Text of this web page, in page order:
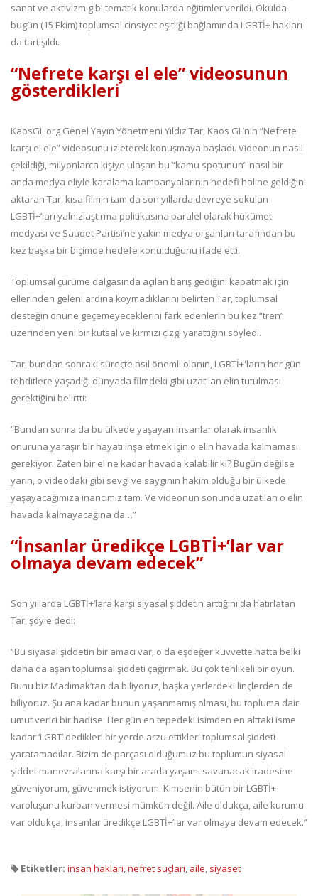
sanat ve aktivizm gibi tematik konularda eğitimler verildi. Okulda
bugün (15 Ekim) toplumsal cinsiyet eşitliği bağlamında LGBTİ+ hakları
da tartışıldı.
“Nefrete karşı el ele” videosunun
gösterdikleri
KaosGL.org Genel Yayın Yönetmeni Yıldız Tar, Kaos GL’nin “Nefrete
karşı el ele” videosunu izleterek konuşmaya başladı. Videonun nasıl
çekildiği, milyonlarca kişiye ulaşan bu “kamu spotunun” nasıl bir
anda medya eliyle karalama kampanyalarının hedefi haline geldiğini
aktaran Tar, kısa filmin tam da son yıllarda devreye sokulan
LGBTİ+’ları yalnızlaştırma politikasına paralel olarak hükümet
medyası ve Saadet Partisi’ne yakın medya organları tarafından bu
kez başka bir biçimde hedefe konulduğunu ifade etti.
Toplumsal çürüme dalgasında açılan barış gediğini kapatmak için
ellerinden geleni ardına koymadıklarını belirten Tar, toplumsal
desteğin önüne geçemeyeceklerini fark edenlerin bu kez “tren”
üzerinden yeni bir kutsal ve kırmızı çizgi yarattığını söyledi.
Tar, bundan sonraki süreçte asıl önemli olanın, LGBTİ+'ların her gün
tehditlere yaşadığı dünyada filmdeki gibi uzatılan elin tutulması
gerektiğini belirtti:
“Bundan sonra da bu ülkede yaşayan insanlar olarak insanlık
onuruna yaraşır bir hayatı inşa etmek için o elin havada kalmaması
gerekiyor. Zaten bir el ne kadar havada kalabilir ki? Bugün değilse
yarın, o videodaki gibi sevgi ve saygının hakim olduğu bir ülkede
yaşayacağımıza inancımız tam. Ve videonun sonunda uzatılan o elin
havada kalmayacağına da…”
“İnsanlar üredikçe LGBTİ+’lar var
olmaya devam edecek”
Son yıllarda LGBTİ+’lara karşı siyasal şiddetin arttığını da hatırlatan
Tar, şöyle dedi:
“Bu siyasal şiddetin bir amacı var, o da eşdeğer kuvvette hatta belki
daha da aşan toplumsal şiddeti çağırmak. Bu çok tehlikeli bir oyun.
Bunu biz Madımak’tan da biliyoruz, başka yerlerdeki linçlerden de
biliyoruz. Şu ana kadar bunun yaşanmamış olması, bu topluma dair
umut verici bir hadise. Her gün en tepedeki isimden en alttaki isme
kadar ‘LGBT’ dedikleri bir yerde arzu ettikleri toplumsal şiddeti
yaratamadılar. Bizim de parçası olduğumuz bu toplumun siyasal
şiddet manevralarına karşı bir arada yaşamı savunacak iradesine
güveniyorum, güvenmek istiyorum. Kimsenin bütün bir LGBTİ+
varoluşunu kurban vermesi mümkün değil. Aile oldukça, aile kurumu
var oldukça, insanlar üredikçe LGBTİ+’lar var olmaya devam edecek.”
Etiketler: insan hakları,nefret suçları, aile, siyaset